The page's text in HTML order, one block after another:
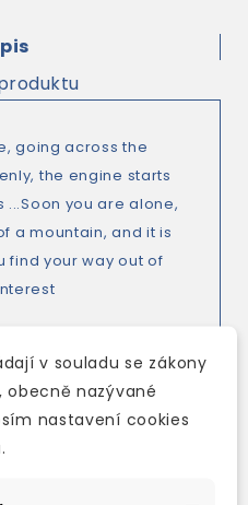
going across the
the engine starts
you are alone,
a mountain, and it is
find your way out of
v souladu se zákony
obecně nazývané
nastavení cookies